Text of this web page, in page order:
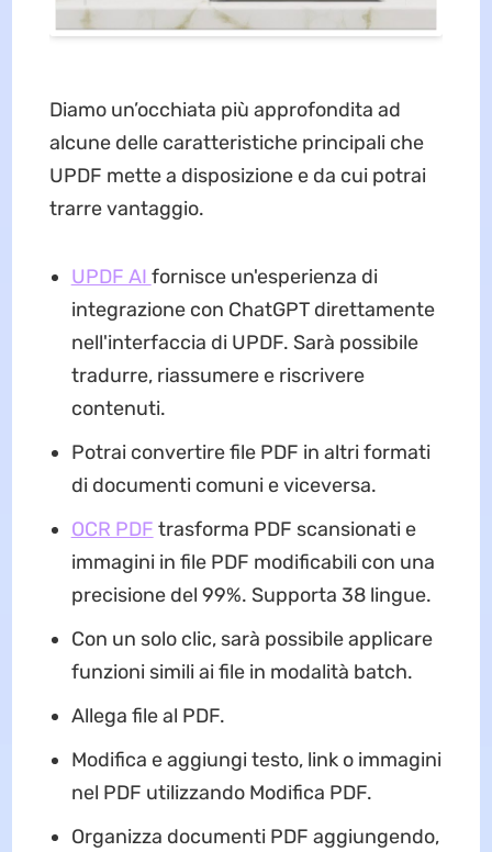
Diamo un’occhiata più approfondita ad
alcune delle caratteristiche principali che
UPDF mette a disposizione e da cui potrai
trarre vantaggio.
UPDF AI fornisce un'esperienza di
integrazione con ChatGPT direttamente
nell'interfaccia di UPDF. Sarà possibile
tradurre, riassumere e riscrivere
contenuti.
Potrai convertire file PDF in altri formati
di documenti comuni e viceversa.
OCR PDF trasforma PDF scansionati e
immagini in file PDF modificabili con una
precisione del 99%. Supporta 38 lingue.
Con un solo clic, sarà possibile applicare
funzioni simili ai file in modalità batch.
Allega file al PDF.
Modifica e aggiungi testo, link o immagini
nel PDF utilizzando Modifica PDF.
Organizza documenti PDF aggiungendo,